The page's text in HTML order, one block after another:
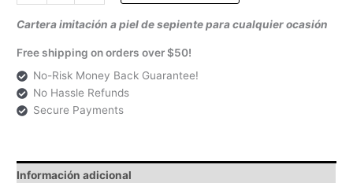
Cartera imitación a piel de sepiente para cualquier ocasión
Free shipping on orders over $50!
No-Risk Money Back Guarantee!
No Hassle Refunds
Secure Payments
Información adicional